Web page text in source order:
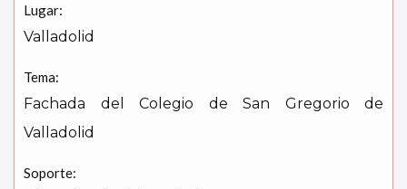
Lugar:
Valladolid
Tema:
Fachada del Colegio de San Gregorio de
Valladolid
Soporte: